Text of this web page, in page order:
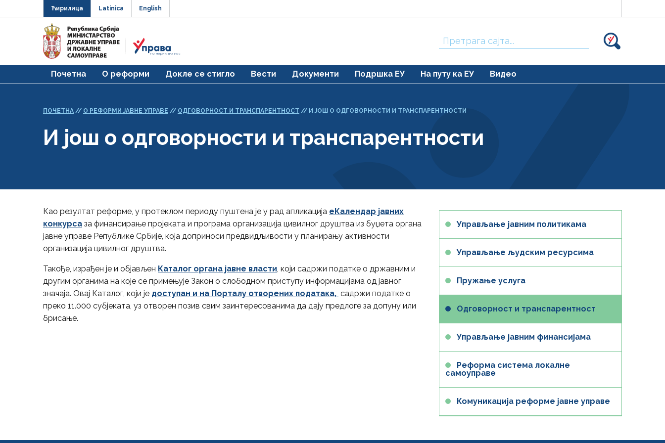
Ћирилица Latinica English
Тражи:
Почетна О реформи Докле се стигло Вести Документи Подршка ЕУ На путу ка ЕУ Видео
ПОЧЕТНА // О РЕФОРМИ ЈАВНЕ УПРАВЕ // ОДГОВОРНОСТ И ТРАНСПАРЕНТНОСТ // И ЈОШ О ОДГОВОРНОСТИ И ТРАНСПАРЕНТНОСТИ
И још о одговорности и транспарентности
Као резултат реформе, у протеклом периоду пуштена је у рад апликација еКалендар јавних
конкурса за финансирање пројеката и програма организација цивилног друштва из буџета органа
јавне управе Републике Србије, која доприноси предвидљивости у планирању активности
организација цивилног друштва.
Такође, израђен је и објављен Каталог органа јавне власти, који садржи податке о државним и
другим органима на које се примењује Закон о слободном приступу информацијама од јавног
значаја. Овај Каталог, који је доступан и на Порталу отворених података, садржи податке о
преко 11.000 субјеката, уз отворен позив свим заинтересованима да дају предлоге за допуну или
брисање.
Управљање јавним политикама
Управљање људским ресурсима
Пружање услуга
Одговорност и транспарентност
Управљање јавним финансијама
Реформа система локалне
самоуправе
Комуникација реформе јавне управе